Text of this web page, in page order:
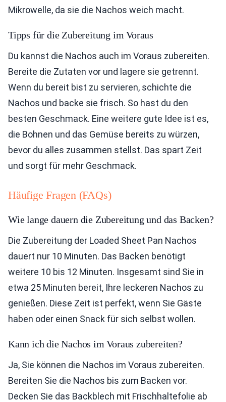
Mikrowelle, da sie die Nachos weich macht.
Tipps für die Zubereitung im Voraus
Du kannst die Nachos auch im Voraus zubereiten.
Bereite die Zutaten vor und lagere sie getrennt.
Wenn du bereit bist zu servieren, schichte die
Nachos und backe sie frisch. So hast du den
besten Geschmack. Eine weitere gute Idee ist es,
die Bohnen und das Gemüse bereits zu würzen,
bevor du alles zusammen stellst. Das spart Zeit
und sorgt für mehr Geschmack.
Häufige Fragen (FAQs)
Wie lange dauern die Zubereitung und das Backen?
Die Zubereitung der Loaded Sheet Pan Nachos
dauert nur 10 Minuten. Das Backen benötigt
weitere 10 bis 12 Minuten. Insgesamt sind Sie in
etwa 25 Minuten bereit, Ihre leckeren Nachos zu
genießen. Diese Zeit ist perfekt, wenn Sie Gäste
haben oder einen Snack für sich selbst wollen.
Kann ich die Nachos im Voraus zubereiten?
Ja, Sie können die Nachos im Voraus zubereiten.
Bereiten Sie die Nachos bis zum Backen vor.
Decken Sie das Backblech mit Frischhaltefolie ab